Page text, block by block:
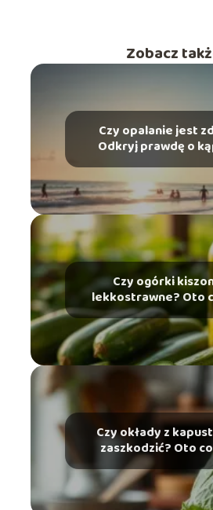
Zobacz
Czy opalanie jest
Odkryj prawdę o
słonecznych
Czy ogórki
lekkostrawne? Oto
wiedzieć
Czy okłady z
zaszkodzić? Oto
wiedzieć